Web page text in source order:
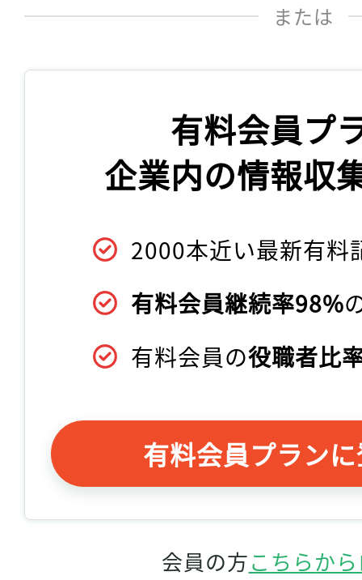
または
有料会員プ
企業内の情報収
2000本近い最新有料
有料会員継続率98%
有料会員の役職者比
有料会員プラン
会員の方こちらか